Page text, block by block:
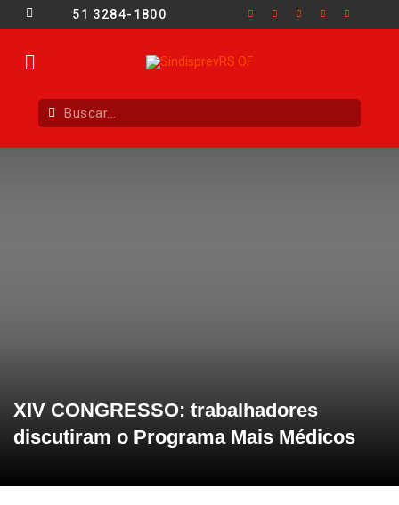
51 3284-1800
XIV CONGRESSO: trabalhadores
discutiram o Programa Mais Médicos